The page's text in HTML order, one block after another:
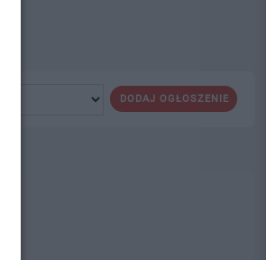
DODAJ OGŁOSZENIE